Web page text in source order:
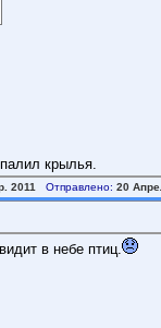
крылья.
2011 Отправлено: 20
в небе птиц.